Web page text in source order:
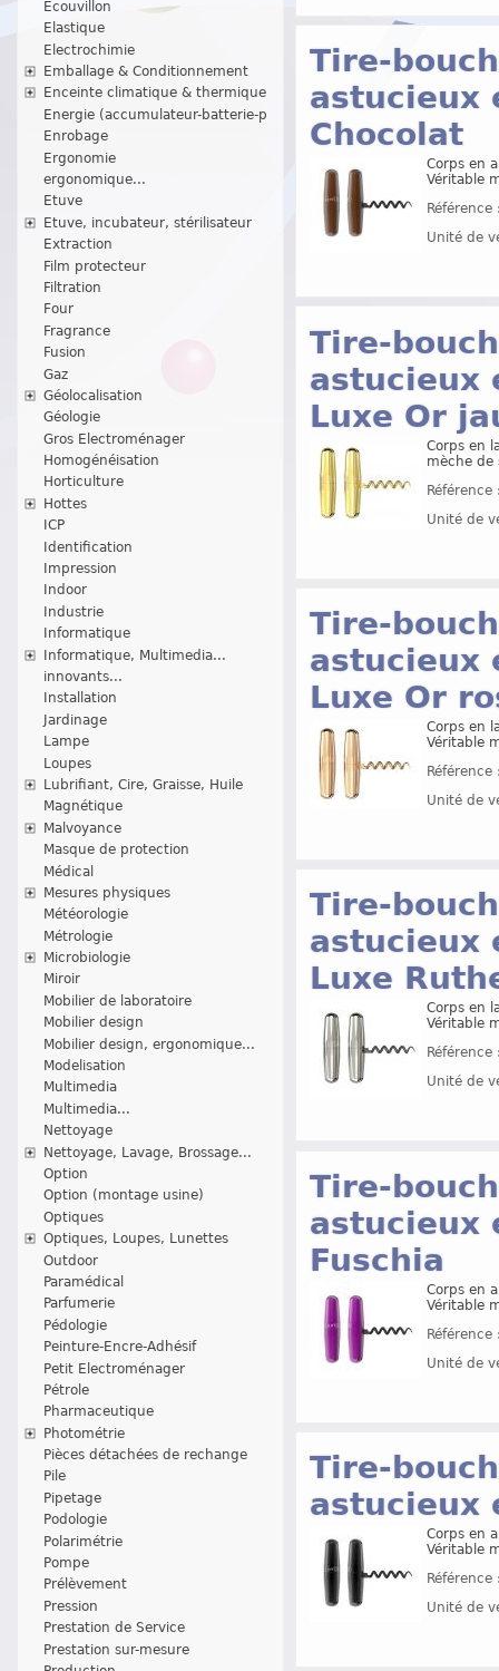
Ecouvillon
Elastique
Electrochimie
Emballage & Conditionnement
Enceinte climatique & thermique
Energie (accumulateur-batterie-p
Enrobage
Ergonomie
ergonomique...
Etuve
Etuve, incubateur, stérilisateur
Extraction
Film protecteur
Filtration
Four
Fragrance
Fusion
Gaz
Géolocalisation
Géologie
Gros Electroménager
Homogénéisation
Horticulture
Hottes
ICP
Identification
Impression
Indoor
Industrie
Informatique
Informatique, Multimedia...
innovants...
Installation
Jardinage
Lampe
Loupes
Lubrifiant, Cire, Graisse, Huile
Magnétique
Malvoyance
Masque de protection
Médical
Mesures physiques
Météorologie
Métrologie
Microbiologie
Miroir
Mobilier de laboratoire
Mobilier design
Mobilier design, ergonomique...
Modelisation
Multimedia
Multimedia...
Nettoyage
Nettoyage, Lavage, Brossage...
Option
Option (montage usine)
Optiques
Optiques, Loupes, Lunettes
Outdoor
Paramédical
Parfumerie
Pédologie
Peinture-Encre-Adhésif
Petit Electroménager
Pétrole
Pharmaceutique
Photométrie
Pièces détachées de rechange
Pile
Pipetage
Podologie
Polarimétrie
Pompe
Prélèvement
Pression
Prestation de Service
Prestation sur-mesure
Tire-
astucieux
Chocolat
Corps en
Véritable
Unité de
Tire-
astucieux
Luxe Or
Corps en
mèche de
Unité de
Tire-
astucieux
Luxe Or
Corps en
Véritable
Unité de
Tire-
astucieux
Luxe
Corps en
Véritable
Unité de
Tire-
astucieux
Fuschia
Corps en
Véritable
Unité de
Tire-
astucieux
Corps en
Véritable
Unité de